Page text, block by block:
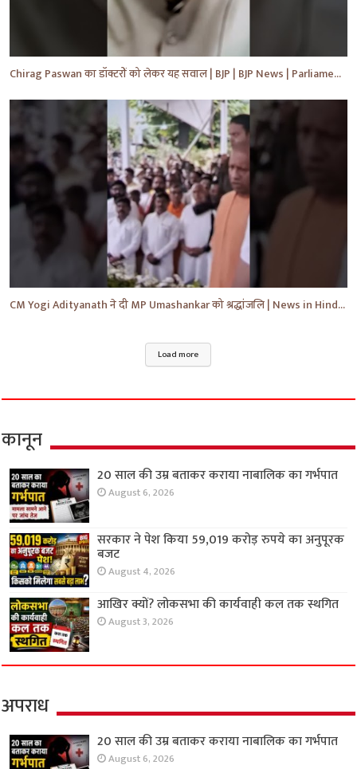
Chirag Paswan का डॉक्टरों को लेकर यह सवाल | BJP | BJP News | Parliament | #shorts #ytnewshorts #yt
CM Yogi Adityanath ने दी MP Umashankar को श्रद्धांजलि | News in Hindi | News Today | #shorts #yt
Load more
कानून
20 साल की उम्र बताकर कराया नाबालिक का गर्भपात
August 6, 2026
सरकार ने पेश किया 59,019 करोड़ रुपये का अनुपूरक
बजट
August 4, 2026
आखिर क्यों? लोकसभा की कार्यवाही कल तक स्थगित
August 3, 2026
अपराध
20 साल की उम्र बताकर कराया नाबालिक का गर्भपात
August 6, 2026